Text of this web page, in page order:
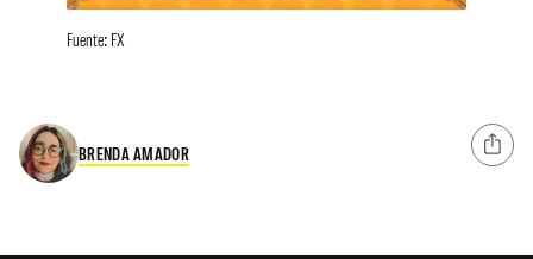
Fuente: FX
BRENDA AMADOR